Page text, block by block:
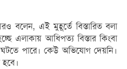
বলেন, এই মুহূর্তে বিস্তারিত বলা
এলাকায় আধিপত্য বিস্তার কিংবা
পারে। কেউ অভিযোগ দেয়নি।